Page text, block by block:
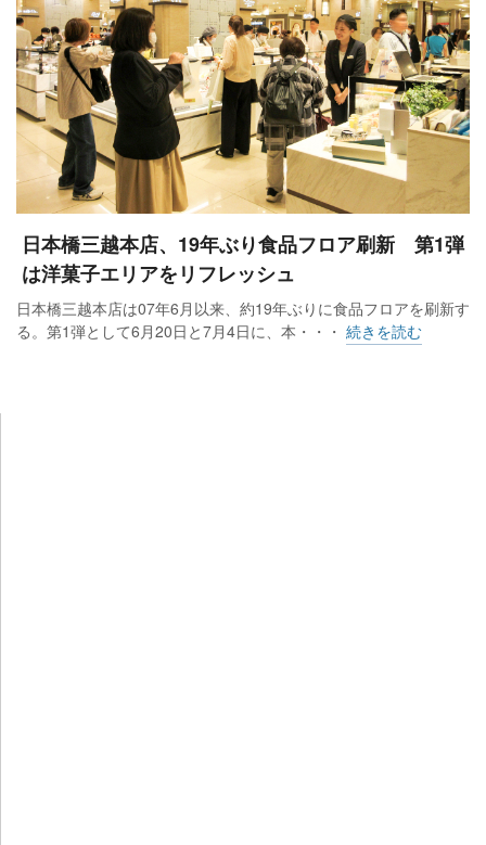
日本橋三越本店、19年ぶり食品フロア刷新 第1弾
は洋菓子エリアをリフレッシュ
日本橋三越本店は07年6月以来、約19年ぶりに食品フロアを刷新す
る。第1弾として6月20日と7月4日に、本・・・ 続きを読む